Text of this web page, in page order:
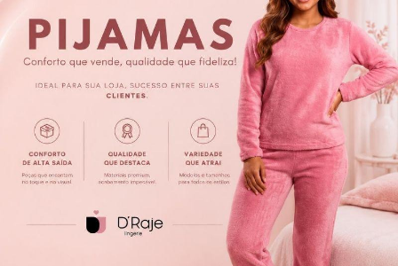
CORSELETS
CUECAS
PIJAMAS DE INVERNO
PIJAMAS DE VERÃO
SUTIÃS